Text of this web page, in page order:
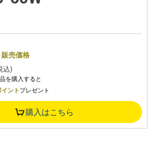
売価格
込)
を購入すると
ント プレゼント
購入はこちら